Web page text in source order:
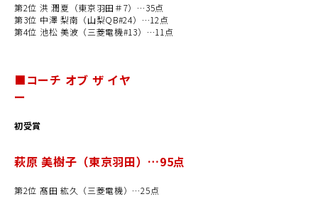
第2位 洪 潤夏（東京羽田＃7）…35点
第3位 中澤 梨南（山梨QB#24）…12点
第4位 池松 美波（三菱電機#13）…11点
■コーチ オブ ザ イヤ
ー
初受賞
萩原 美樹子（東京羽田）…95点
第2位 髙田 紘久（三菱電機）…25点